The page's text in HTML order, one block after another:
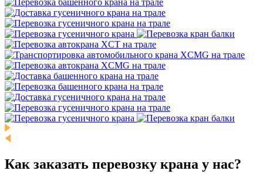
Как заказать перевозку крана у нас?